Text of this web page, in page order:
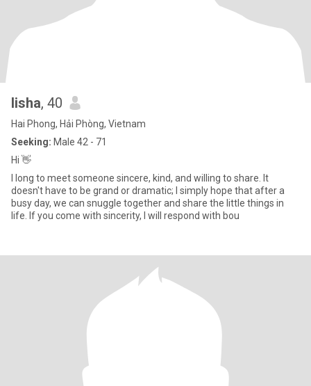
lisha, 40
Hai Phong, Hải Phòng, Vietnam
Seeking: Male 42 - 71
Hi 👋
I long to meet someone sincere, kind, and willing to share. It
doesn't have to be grand or dramatic; I simply hope that after a
busy day, we can snuggle together and share the little things in
life. If you come with sincerity, I will respond with bou